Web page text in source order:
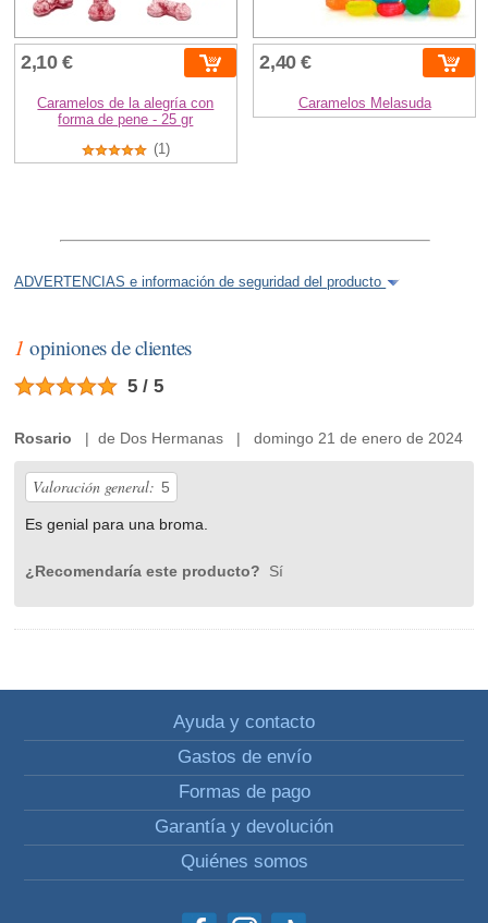
2,10 €
Caramelos de la alegría con
forma de pene - 25 gr
(1)
2,40 €
Caramelos Melasuda
ADVERTENCIAS e información de seguridad del producto
1 opiniones de clientes
5 / 5
Rosario | de Dos Hermanas | domingo 21 de enero de 2024
Valoración general: 5
Es genial para una broma.
¿Recomendaría este producto? Sí
Ayuda y contacto
Gastos de envío
Formas de pago
Garantía y devolución
Quiénes somos